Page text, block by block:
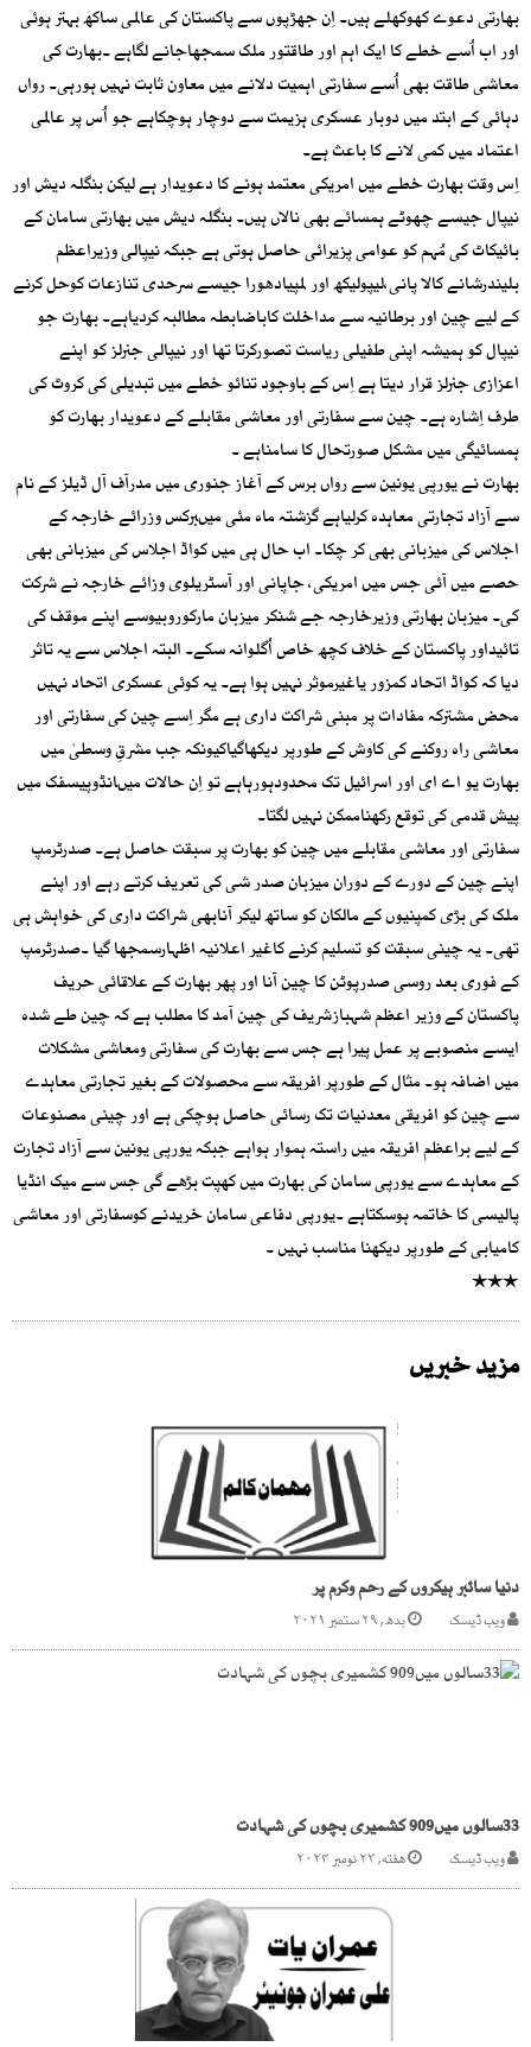
بھارتی دعوے کھوکھلے ہیں۔ اِن جھڑپوں سے پاکستان کی عالمی ساکھ بہتر ہوئی
اور اب اُسے خطے کا ایک اہم اور طاقتور ملک سمجھاجانے لگاہے ۔بھارت کی
معاشی طاقت بھی اُسے سفارتی اہمیت دلانے میں معاون ثابت نہیں ہورہی۔ رواں
دہائی کے ابتد میں دوبار عسکری ہزیمت سے دوچار ہوچکاہے جو اُس پر عالمی
اعتماد میں کمی لانے کا باعث ہے۔
اِس وقت بھارت خطے میں امریکی معتمد ہونے کا دعویدار ہے لیکن بنگلہ دیش اور
نیپال جیسے چھوٹے ہمسائے بھی نالاں ہیں۔ بنگلہ دیش میں بھارتی سامان کے
بائیکاٹ کی مُہم کو عوامی پزیرائی حاصل ہوتی ہے جبکہ نیپالی وزیراعظم
بلیندرشانے کالا پانی،لیپولیکھ اور لمپیادھورا جیسے سرحدی تنازعات کوحل کرنے
کے لیے چین اور برطانیہ سے مداخلت کاباضابطہ مطالبہ کردیاہے۔ بھارت جو
نیپال کو ہمیشہ اپنی طفیلی ریاست تصورکرتا تھا اور نیپالی جنرلز کو اپنے
اعزازی جنرلز قرار دیتا ہے اِس کے باوجود تنائو خطے میں تبدیلی کی کروٹ کی
طرف اِشارہ ہے۔ چین سے سفارتی اور معاشی مقابلے کے دعویدار بھارت کو
ہمسائیگی میں مشکل صورتحال کا سامناہے ۔
بھارت نے یورپی یونین سے رواں برس کے آغاز جنوری میں مدرآف آل ڈیلز کے نام
سے آزاد تجارتی معاہدہ کرلیاہے گزشتہ ماہ مئی میںبرکس وزرائے خارجہ کے
اجلاس کی میزبانی بھی کر چکا۔ اب حال ہی میں کواڈ اجلاس کی میزبانی بھی
حصے میں آئی جس میں امریکی، جاپانی اور آسٹریلوی وزائے خارجہ نے شرکت
کی۔ میزبان بھارتی وزیرخارجہ جے شنکر میزبان مارکوروبیوسے اپنے موقف کی
تائیداور پاکستان کے خلاف کچھ خاص اُگلوانہ سکے۔ البتہ اجلاس سے یہ تاثر
دیا کہ کواڈ اتحاد کمزور یاغیرموثر نہیں ہوا ہے۔ یہ کوئی عسکری اتحاد نہیں
محض مشترکہ مفادات پر مبنی شراکت داری ہے مگر اِسے چین کی سفارتی اور
معاشی راہ روکنے کی کاوش کے طورپر دیکھاگیاکیونکہ جب مشرقِ وسطیٰ میں
بھارت یو اے ای اور اسرائیل تک محدودہورہاہے تو اِن حالات میںانڈوپیسفک میں
پیش قدمی کی توقع رکھناممکن نہیں لگتا۔
سفارتی اور معاشی مقابلے میں چین کو بھارت پر سبقت حاصل ہے۔ صدرٹرمپ
اپنے چین کے دورے کے دوران میزبان صدر شی کی تعریف کرتے رہے اور اپنے
ملک کی بڑی کمپنیوں کے مالکان کو ساتھ لیکر آنابھی شراکت داری کی خواہش ہی
تھی۔ یہ چینی سبقت کو تسلیم کرنے کاغیر اعلانیہ اظہارسمجھا گیا ۔صدرٹرمپ
کے فوری بعد روسی صدرپوٹن کا چین آنا اور پھر بھارت کے علاقائی حریف
پاکستان کے وزیر اعظم شہبازشریف کی چین آمد کا مطلب ہے کہ چین طے شدہ
ایسے منصوبے پر عمل پیرا ہے جس سے بھارت کی سفارتی ومعاشی مشکلات
میں اضافہ ہو۔ مثال کے طورپر افریقہ سے محصولات کے بغیر تجارتی معاہدے
سے چین کو افریقی معدنیات تک رسائی حاصل ہوچکی ہے اور چینی مصنوعات
کے لیے براعظم افریقہ میں راستہ ہموار ہواہے جبکہ یورپی یونین سے آزاد تجارت
کے معاہدے سے یورپی سامان کی بھارت میں کھپت بڑھے گی جس سے میک انڈیا
پالیسی کا خاتمہ ہوسکتاہے ۔یورپی دفاعی سامان خریدنے کوسفارتی اور معاشی
کامیابی کے طورپر دیکھنا مناسب نہیں ۔
٭٭٭
مزید خبریں
دنیا سائبر ہیکروں کے رحم وکرم پر
ویب ڈیسک بدھ, ۲۹ ستمبر ۲۰۲۱
33سالوں میں909 کشمیری بچوں کی شہادت
ویب ڈیسک هفته, ۲۳ نومبر ۲۰۲۴